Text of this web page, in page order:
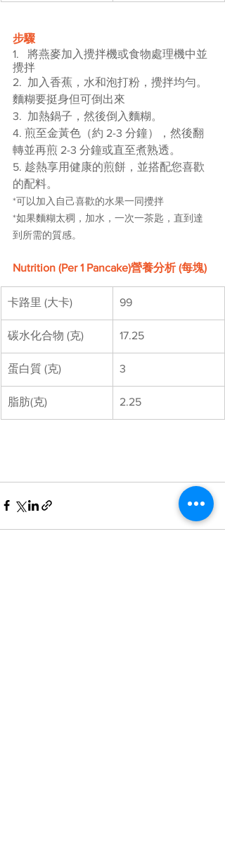
步驟
1.   將燕麥加入攪拌機或食物處理機中並
攪拌
2.  加入香蕉，水和泡打粉，攪拌均勻。
麵糊要挺身但可倒出來
3.  加熱鍋子，然後倒入麵糊。
4. 煎至金黃色（約 2-3 分鐘），然後翻
轉並再煎 2-3 分鐘或直至煮熟透。
5. 趁熱享用健康的煎餅，並搭配您喜歡
的配料。
*可以加入自己喜歡的水果一同攪拌
*如果麵糊太稠，加水，一次一茶匙，直到達
到所需的質感。
Nutrition (Per 1 Pancake)營養分析 (每塊)
卡路里 (大卡) 99
碳水化合物 (克) 17.25
蛋白質 (克) 3
脂肪(克) 2.25